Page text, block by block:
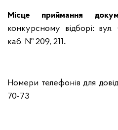
Місце приймання
конкурсному
відборі: вул.
каб. № 209, 211.
Номери телефонів для
70-73